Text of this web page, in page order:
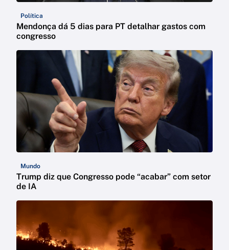
Política
Mendonça dá 5 dias para PT detalhar gastos com
congresso
Mundo
Trump diz que Congresso pode “acabar” com setor
de IA